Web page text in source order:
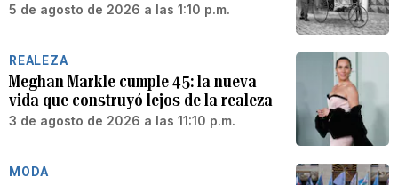
5 de agosto de 2026 a las 1:10 p.m.
REALEZA
Meghan Markle cumple 45: la nueva
vida que construyó lejos de la realeza
3 de agosto de 2026 a las 11:10 p.m.
MODA